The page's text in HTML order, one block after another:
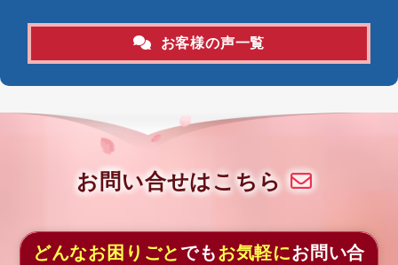
お客様の声一覧
お問い合せはこちら
どんなお困りごと でもお気軽にお問い合